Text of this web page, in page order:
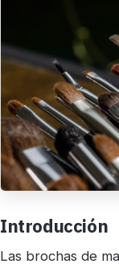
Introducción
Las brochas de